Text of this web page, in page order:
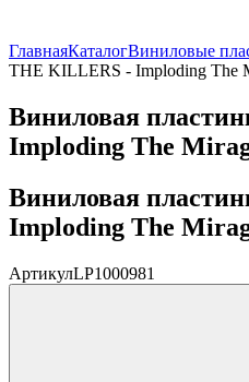
ГлавнаяКаталогВиниловые
THE KILLERS - Imploding The
Виниловая
Imploding The
Виниловая
Imploding The
АртикулLP1000981